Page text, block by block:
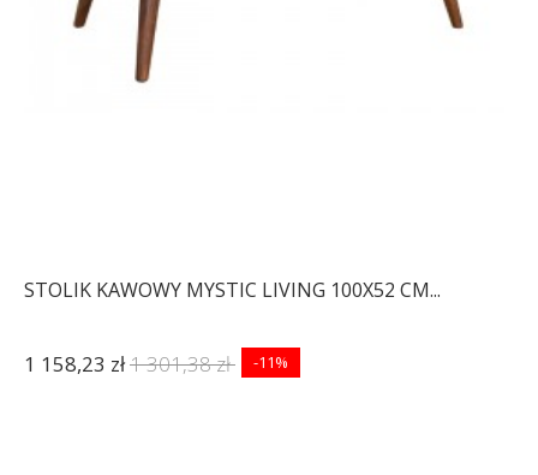
STOLIK KAWOWY MYSTIC LIVING 100X52 CM...
1 158,23 zł1 301,38 zł -11%